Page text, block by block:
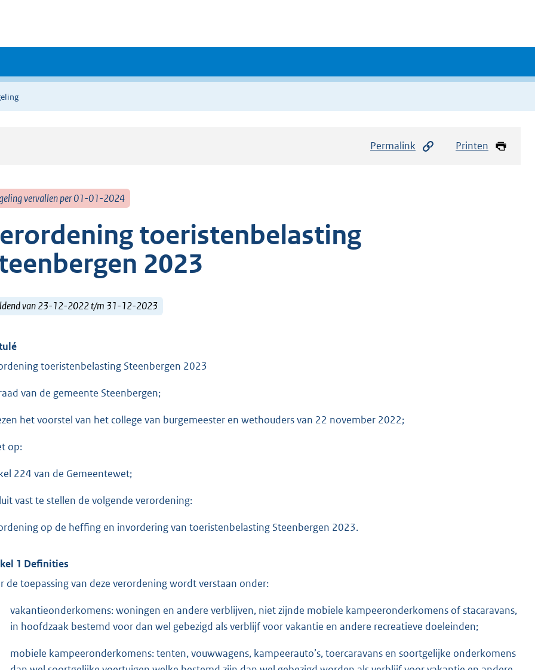
Permalink Printen
vervallen per 01-01-2024
toeristenbelasting
2023
van 23-12-2022 t/m 31-12-2023
toeristenbelasting Steenbergen 2023
van de gemeente Steenbergen;
het voorstel van het college van burgemeester en wethouders van 22 november 2022;
op:
224 van de Gemeentewet;
vast te stellen de volgende verordening:
op de heffing en invordering van toeristenbelasting Steenbergen 2023.
1 Definities
de toepassing van deze verordening wordt verstaan onder:
vakantieonderkomens: woningen en andere verblijven, niet zijnde mobiele kampeeronderkomens of stacaravans,
in hoofdzaak bestemd voor dan wel gebezigd als verblijf voor vakantie en andere recreatieve doeleinden;
mobiele kampeeronderkomens: tenten, vouwwagens, kampeerauto’s, toercaravans en soortgelijke onderkomens